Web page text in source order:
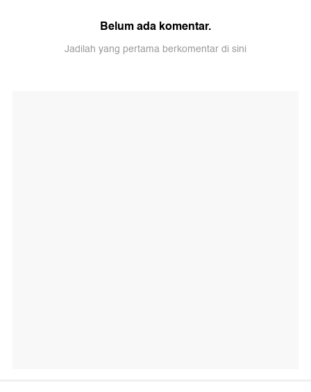
Belum ada komentar.
Jadilah yang pertama berkomentar di sini